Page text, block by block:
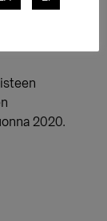
9-14 ja 8.1.
2020.